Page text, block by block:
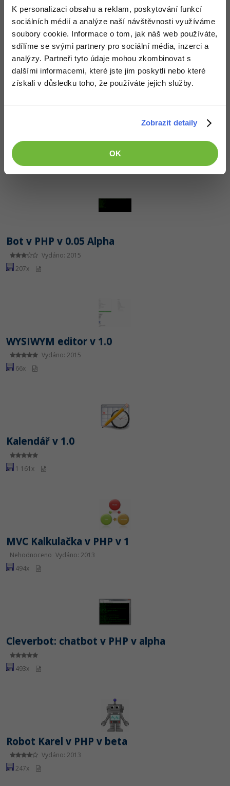
K personalizaci obsahu a reklam, poskytování funkcí
sociálních médií a analýze naší návštěvnosti využíváme
soubory cookie. Informace o tom, jak náš web používáte,
sdílíme se svými partnery pro sociální média, inzerci a
analýzy. Partneři tyto údaje mohou zkombinovat s
dalšími informacemi, které jste jim poskytli nebo které
získali v důsledku toho, že používáte jejich služby.
Zobrazit detaily
OK
Generátor náhodných avatarů v PHP v 1.0
Vydáno: 2013
247x
RC Deník Online
Nehodnoceno
52x
Bot v PHP v 0.05 Alpha
Vydáno: 2015
207x
WYSIWYM editor v 1.0
Vydáno: 2015
66x
Kalendář v 1.0
1 161x
MVC Kalkulačka v PHP v 1
Nehodnoceno Vydáno: 2013
494x
Cleverbot: chatbot v PHP v alpha
493x
Robot Karel v PHP v beta
Vydáno: 2013
247x